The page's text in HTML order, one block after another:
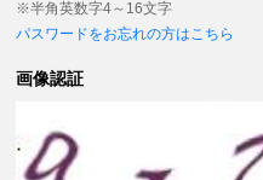
※半角英数字4～16文字
パスワードをお忘れの方はこちら
画像認証